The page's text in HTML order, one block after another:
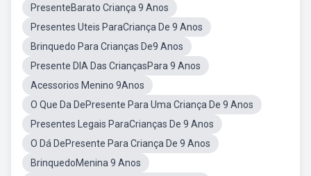
PresenteBarato Criança 9 Anos
Presentes Uteis ParaCriança De 9 Anos
Brinquedo Para Crianças De9 Anos
Presente DIA Das CriançasPara 9 Anos
Acessorios Menino 9Anos
O Que Da DePresente Para Uma Criança De 9 Anos
Presentes Legais ParaCrianças De 9 Anos
O Dá DePresente Para Criança De 9 Anos
BrinquedoMenina 9 Anos